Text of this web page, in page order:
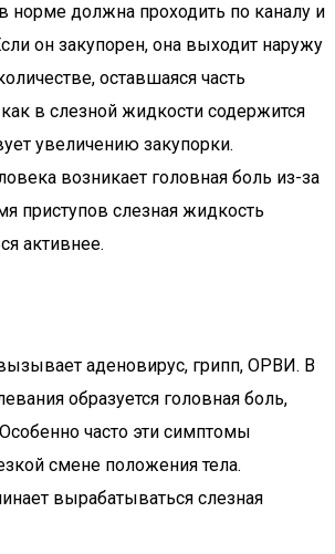
норме должна проходить по каналу и
он закупорен, она выходит наружу
оставшаяся часть
как в слезной жидкости содержится
увеличению закупорки.
возникает головная боль из-за
приступов слезная жидкость
активнее.
аденовирус, грипп, ОРВИ. В
образуется головная боль,
часто эти симптомы
смене положения тела.
вырабатываться слезная